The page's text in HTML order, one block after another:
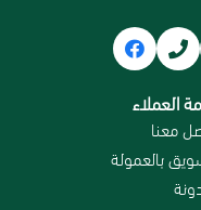
العملاء
معنا
بالعمولة